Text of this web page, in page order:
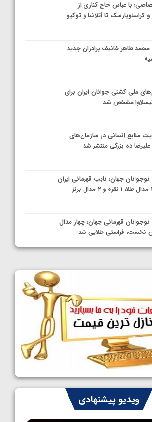
با عباس حاج کناری از
و کراسنویارسک تا آتلانتا و توکیو
محمد طاهر خانیف برادران جدید
ملی کشتی جوانان ایران برای
مشخص شد
منابع انسانی در سازمان‌های
علیرضا ده بزرگی منتشر شد
جهان؛ نایب قهرمانی ایران
نوجوانان قهرمانی جهان؛ چهار مدال
نخست، فراستی طلایی شد
نوجوانان جهان؛ رقبای نمایندگان
شدند
نوجوانان جهان؛ سکوی تیمی
به راه چهار مدال در پنج وزن دوم
نوجوانان جهان
ویدیو پیشنهادی